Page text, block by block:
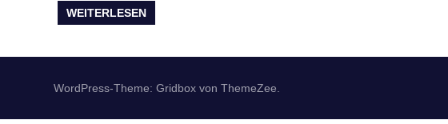
WEITERLESEN
WordPress-Theme: Gridbox von ThemeZee.